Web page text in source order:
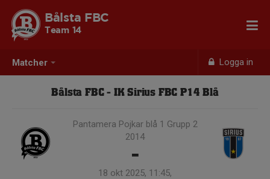
Matcher Logga in
Bålsta FBC
Team 14
Bålsta FBC - IK Sirius FBC P14 Blå
Pantamera Pojkar blå 1 Grupp 2
2014
-
18 okt 2025, 11:45,